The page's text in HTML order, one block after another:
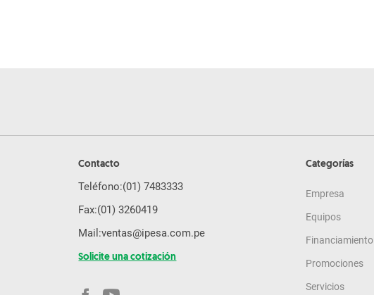
Contacto
Teléfono:(01) 7483333
Fax:(01) 3260419
Mail:ventas@ipesa.com.pe
Solicite una cotización
Categorías
Empresa
Equipos
Financiamiento
Promociones
Servicios